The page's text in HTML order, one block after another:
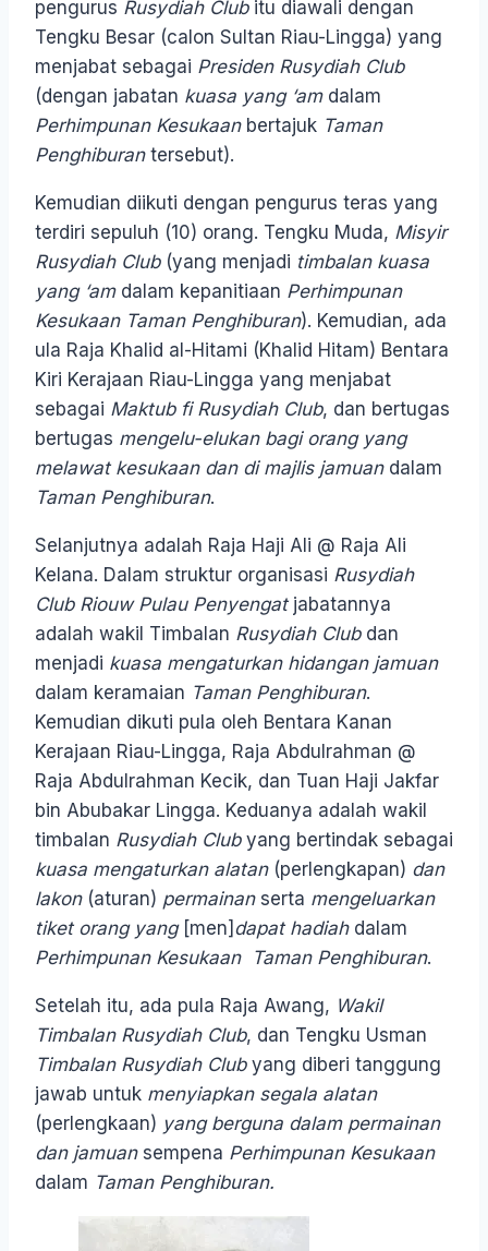
pengurus Rusydiah Clubitu diawali dengan
Tengku Besar (calon Sultan Riau-Lingga) yang
menjabat sebagai Presiden Rusydiah Club
(dengan jabatan kuasa yang ‘amdalam
Perhimpunan Kesukaanbertajuk Taman
Penghiburantersebut).
Kemudian diikuti dengan pengurus teras yang
terdiri sepuluh (10) orang. Tengku Muda, Misyir
Rusydiah Club (yang menjadi timbalan kuasa
yang ‘amdalam kepanitiaan Perhimpunan
Kesukaan Taman Penghiburan). Kemudian, ada
ula Raja Khalid al-Hitami (Khalid Hitam) Bentara
Kiri Kerajaan Riau-Lingga yang menjabat
sebagai Maktub fi Rusydiah Club, dan bertugas
bertugas mengelu-elukan bagi orang yang
melawat kesukaan dan di majlis jamuan dalam
Taman Penghiburan.
Selanjutnya adalah Raja Haji Ali @ Raja Ali
Kelana. Dalam struktur organisasi Rusydiah
Club Riouw Pulau Penyengatjabatannya
adalah wakil Timbalan Rusydiah Clubdan
menjadi kuasa mengaturkan hidangan jamuan
dalam keramaian Taman Penghiburan.
Kemudian dikuti pula oleh Bentara Kanan
Kerajaan Riau-Lingga, Raja Abdulrahman @
Raja Abdulrahman Kecik, dan Tuan Haji Jakfar
bin Abubakar Lingga. Keduanya adalah wakil
timbalan Rusydiah Clubyang bertindak sebagai
kuasa mengaturkan alatan (perlengkapan) dan
lakon (aturan) permainan serta mengeluarkan
tiket orang yang [men] dapat hadiah dalam
Perhimpunan Kesukaan Taman Penghiburan.
Setelah itu, ada pula Raja Awang, Wakil
Timbalan Rusydiah Club, dan Tengku Usman
Timbalan Rusydiah Club yang diberi tanggung
jawab untuk menyiapkan segala alatan
(perlengkaan) yang berguna dalam permainan
dan jamuan sempena Perhimpunan Kesukaan
dalam Taman Penghiburan.